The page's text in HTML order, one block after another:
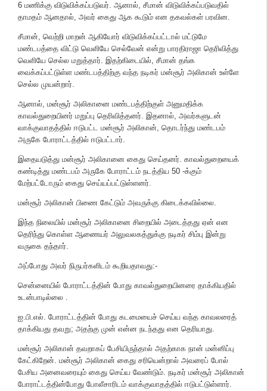
6 மணிக்கு விடுவிக்கப்படுவர். ஆனால், சீமான் விடுவிக்கப்படுவதில்
தாமதம் ஆனதால், அவர் கைது ஆக கூடும் என தகவல்கள் பரவின.
சீமான், வெற்றி மாறன் ஆகியோர் விடுவிக்கப்பட்டால் மட்டுமே
மண்டபத்தை விட்டு வெளியே செல்வேன் என்று பாரதிராஜா தெரிவித்து
வெளியே செல்ல மறுத்தார். இதற்கிடையில், சீமான் தங்க
வைக்கப்பட்டுள்ள மண்டபத்திற்கு வந்த நடிகர் மன்சூர் அலிகான் உள்ளே
செல்ல முயன்றார்.
ஆனால், மன்சூர் அலிகானை மண்டபத்திற்குள் அனுமதிக்க
காவல்துறையினர் மறுப்பு தெரிவித்தனர். இதனால், அவர்களுடன்
வாக்குவாதத்தில் ஈடுபட்ட மன்சூர் அலிகான், தொடர்ந்து மண்டபம்
அருகே போராட்டத்தில் ஈடுபட்டார்.
இதையடுத்து மன்சூர் அலிகானை கைது செய்தனர். காவல்துறையைக்
கண்டித்து மண்டபம் அருகே போராட்டம் நடத்திய 50 -க்கும்
மேற்பட்டோரும் கைது செய்யப்பட்டுள்ளனர்.
மன்சூர் அலிகான் பிணை கேட்டும் அவருக்கு கிடைக்கவில்லை.
இந்த நிலையில் மன்சூர் அலிகானை சிறையில் அடைத்தது ஏன் என
தெரிந்து கொள்ள ஆணையர் அலுவலகத்துக்கு நடிகர் சிம்பு இன்று
வருகை தந்தார்.
அப்போது அவர் நிருபர்களிடம் கூறியதாவது:-
சென்னையில் போராட்டத்தின் போது காவல்துறையினரை தாக்கியதில்
உடன்பாடில்லை .
ஐ.பி.எல். போராட்டத்தின் போது கடமையைச் செய்ய வந்த காவலரைத்
தாக்கியது தவறு; அதற்கு முன் என்ன நடந்தது என தெரியாது.
மன்சூர் அலிகான் தவறாகப் பேசியிருந்தால் அதற்காக நான் மன்னிப்பு
கேட்கிறேன். மன்சூர் அலிகான் கைது சரியென்றால் அவரைப் போல்
பேசிய அனைவரையும் கைது செய்ய வேண்டும். நடிகர் மன்சூர் அலிகான்
போராட்டத்தின்போது போலீசாரிடம் வாக்குவாதத்தில் ஈடுபட்டுள்ளார்.